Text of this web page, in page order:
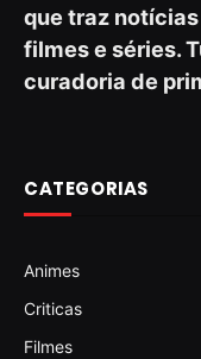
que traz
filmes e séries.
curadoria de
CATEGORIAS
Animes
Criticas
Filmes